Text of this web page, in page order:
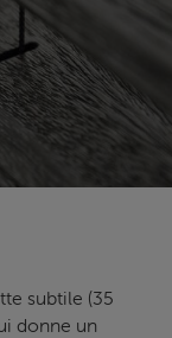
subtile (35
donne un